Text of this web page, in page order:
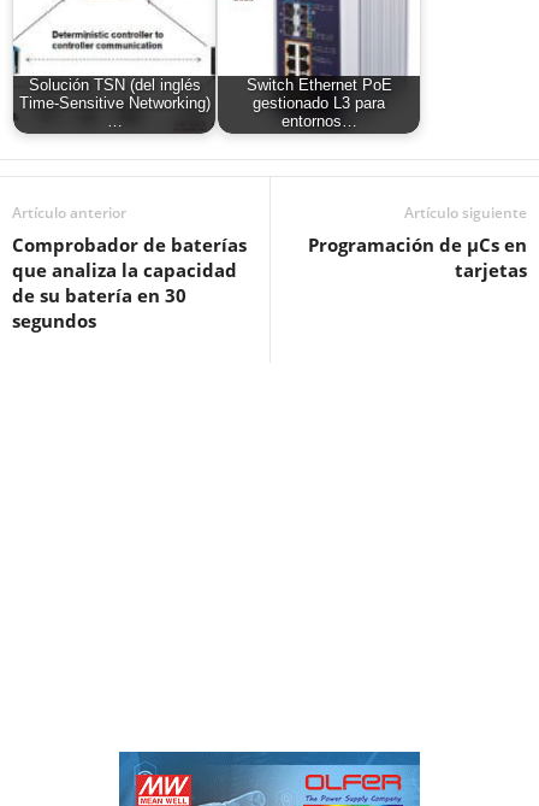
Solución TSN (del inglés
Time-Sensitive Networking)
…
Switch Ethernet PoE
gestionado L3 para
entornos…
Artículo anterior
Comprobador de baterías
que analiza la capacidad
de su batería en 30
segundos
Artículo siguiente
Programación de µCs en
tarjetas